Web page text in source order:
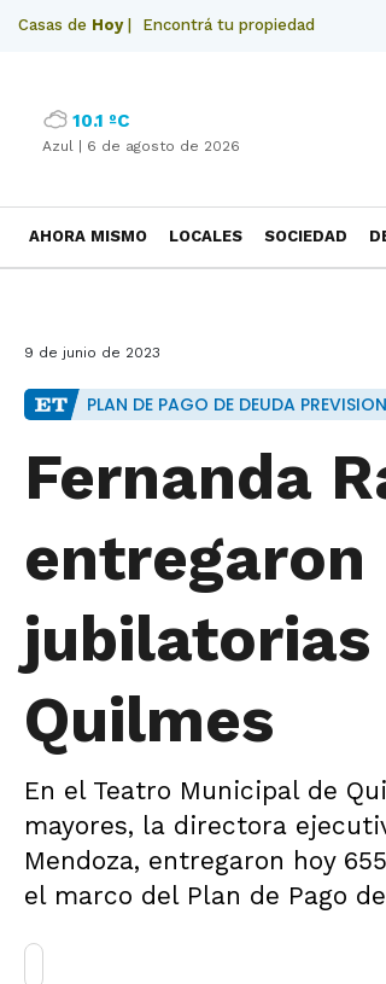
Casas de Hoy| Encontrá tu propiedad
10.1 ºC
Azul | 6 de agosto de 2026
AHORA MISMO LOCALES SOCIEDAD
9 de junio de 2023
PLAN DE PAGO DE DEUDA
Fernanda
entregaron
jubilatorias
Quilmes
En el Teatro Municipal de
mayores, la directora
Mendoza, entregaron hoy
el marco del Plan de Pago